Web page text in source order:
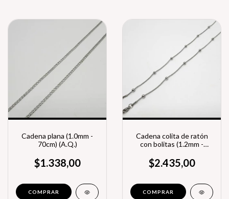
Cadena plana (1.0mm -
70cm) (A.Q.)
$1.338,00
Cadena colita de ratón
con bolitas (1.2mm -
$2.435,00